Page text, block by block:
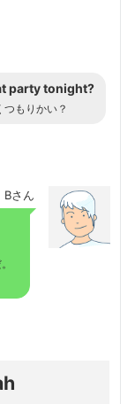
party tonight?
もりかい？
Bさん